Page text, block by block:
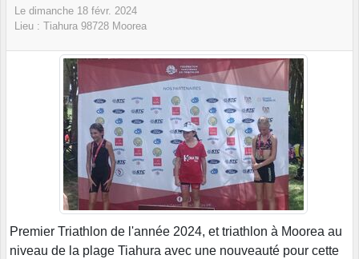
Le dimanche 18 févr. 2024
Lieu : Tiahura 98728 Moorea
Premier Triathlon de l'année 2024, et triathlon à Moorea au
niveau de la plage Tiahura avec une nouveauté pour cette